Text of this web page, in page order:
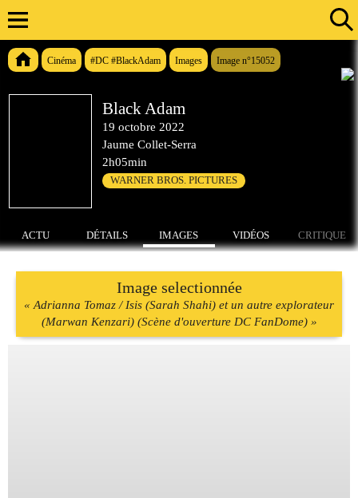
Cinéma #DC #BlackAdam Images Image n°15052
Black Adam
19 octobre 2022
Jaume Collet-Serra
2h05min
WARNER BROS. PICTURES
ACTU DÉTAILS IMAGES VIDÉOS CRITIQUE
Image selectionnée
« Adrianna Tomaz / Isis (Sarah Shahi) et un autre explorateur
(Marwan Kenzari) (Scène d'ouverture DC FanDome) »